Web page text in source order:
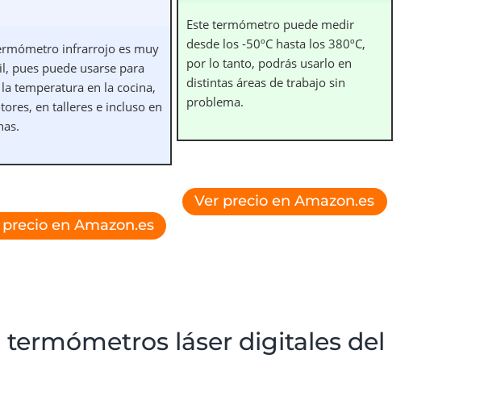
infrarrojo es muy
pues puede usarse para
temperatura en la cocina,
en talleres e incluso en
precio en Amazon.es
Este termómetro puede medir
desde los -50ºC hasta los 380ºC,
por lo tanto, podrás usarlo en
distintas áreas de trabajo sin
problema.
Ver precio en Amazon.es
termómetros láser digitales del